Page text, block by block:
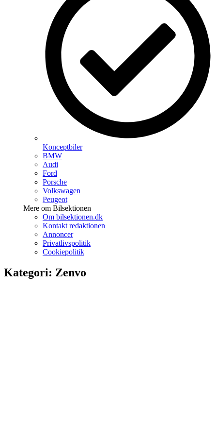
Konceptbiler
BMW
Audi
Ford
Porsche
Volkswagen
Peugeot
Mere om Bilsektionen
Om bilsektionen.dk
Kontakt redaktionen
Annoncer
Privatlivspolitik
Cookiepolitik
Kategori: Zenvo